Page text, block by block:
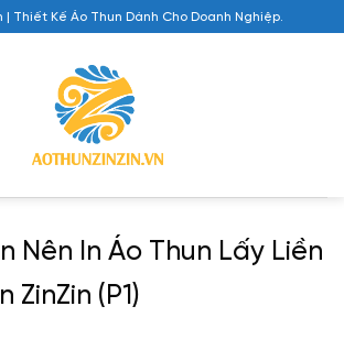
| Thiết Kế Áo Thun Dành Cho Doanh Nghiệp.
Nên In Áo Thun Lấy Liền
ZinZin (P1)